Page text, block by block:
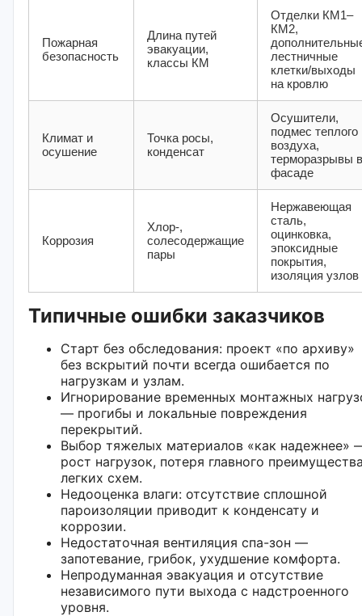
Пожарная
безопасность
Длина путей
эвакуации,
классы КМ
Отделки КМ1–
КМ2,
лестничные
клетки/выходы
на кровлю
Климат и
осушение
Точка росы,
конденсат
Осушители,
подмес теплого
воздуха,
терморазрывы в
фасаде
Коррозия
Хлор-,
солесодержащие
пары
Нержавеющая
сталь,
оцинковка,
эпоксидные
покрытия,
изоляция узлов
Типичные ошибки заказчиков
Старт без обследования: проект «по архиву»
без вскрытий почти всегда ошибается по
нагрузкам и узлам.
Игнорирование временных монтажных
— прогибы и локальные повреждения
перекрытий.
Выбор тяжелых материалов «как надежнее»
рост нагрузок, потеря главного
легких схем.
Недооценка влаги: отсутствие сплошной
пароизоляции приводит к конденсату и
коррозии.
Недостаточная вентиляция спа-зон —
запотевание, грибок, ухудшение комфорта.
Непродуманная эвакуация и отсутствие
независимого пути выхода с надстроенного
уровня.